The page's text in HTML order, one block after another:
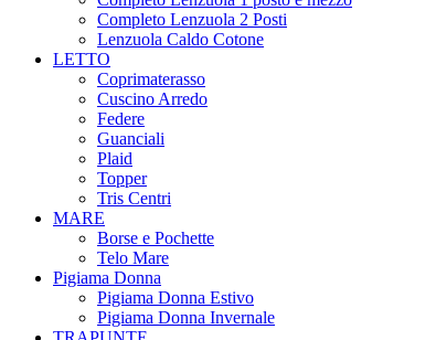
Completo Lenzuola 2 Posti
Lenzuola Caldo Cotone
LETTO
Coprimaterasso
Cuscino Arredo
Federe
Guanciali
Plaid
Topper
Tris Centri
MARE
Borse e Pochette
Telo Mare
Pigiama Donna
Pigiama Donna Estivo
Pigiama Donna Invernale